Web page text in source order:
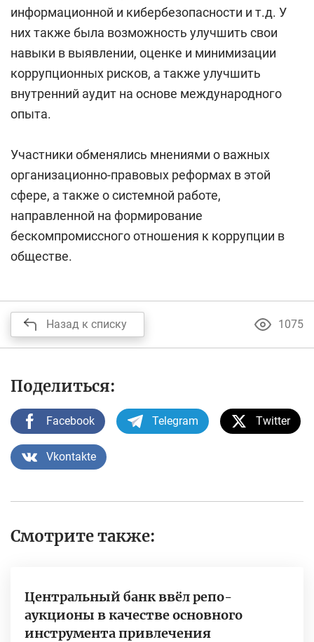
информационной и кибербезопасности и т.д. У
них также была возможность улучшить свои
навыки в выявлении, оценке и минимизации
коррупционных рисков, а также улучшить
внутренний аудит на основе международного
опыта.
Участники обменялись мнениями о важных
организационно-правовых реформах в этой
сфере, а также о системной работе,
направленной на формирование
бескомпромиссного отношения к коррупции в
обществе.
Назад к списку 1075
Поделиться:
Facebook Telegram Twitter
Vkontakte
Смотрите также:
Центральный банк ввёл репо-
аукционы в качестве основного
инструмента привлечения